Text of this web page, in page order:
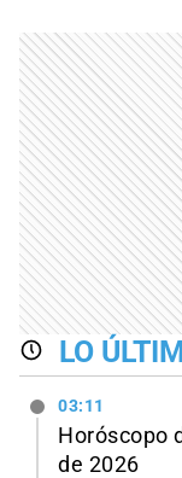
LO
03:11
Horóscopo
de 2026